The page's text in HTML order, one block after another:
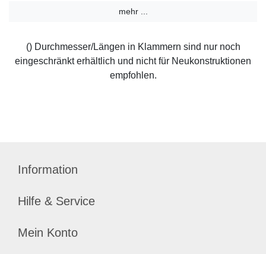
mehr ...
() Durchmesser/Längen in Klammern sind nur noch
eingeschränkt erhältlich und nicht für Neukonstruktionen
empfohlen.
Information
Hilfe & Service
Mein Konto